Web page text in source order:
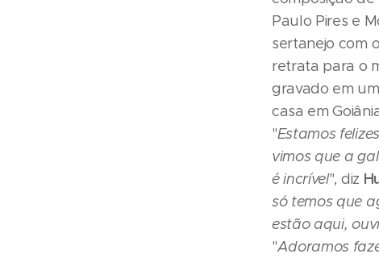
Paulo Pires e
sertanejo com
retrata para o
gravado em
casa em
"Estamos
vimos que a
é incrível", diz
só temos que
estão aqui,
"Adoramos